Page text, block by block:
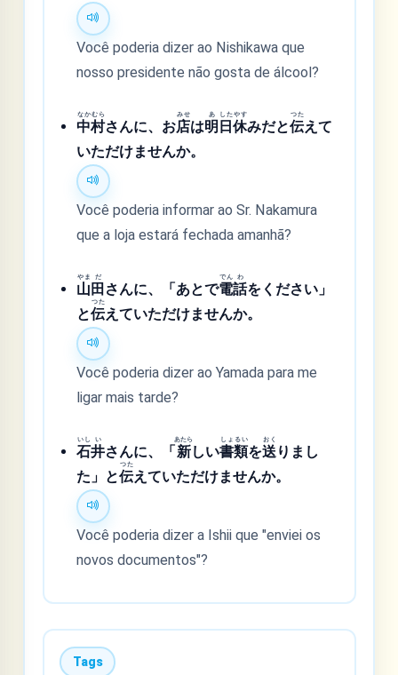
Você poderia dizer ao Nishikawa que
nosso presidente não gosta de álcool?
中
なか
村
むら
さんに、お店
みせ
は明
あ
日
した
休
やす
みだと伝
つた
えて
いただけませんか。
Você poderia informar ao Sr. Nakamura
que a loja estará fechada amanhã?
山
やま
田
だ
さんに、「あとで電
でん
話
わ
をください」
と伝
つた
えていただけませんか。
Você poderia dizer ao Yamada para me
ligar mais tarde?
石
いし
井
い
さんに、「新
あたら
しい書
しょ
類
るい
を送
おく
りまし
た」と伝
つた
えていただけませんか。
Você poderia dizer a Ishii que "enviei os
novos documentos"?
Tags